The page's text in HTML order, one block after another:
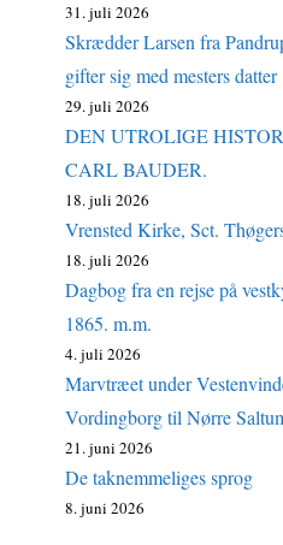
31. juli 2026
Skrædder Larsen fra
gifter sig med mesters datter
29. juli 2026
DEN UTROLIGE
CARL BAUDER.
18. juli 2026
Vrensted Kirke, Sct.
18. juli 2026
Dagbog fra en rejse på
1865. m.m.
4. juli 2026
Marvtræet under
Vordingborg til Nørre
21. juni 2026
De taknemmeliges sprog
8. juni 2026